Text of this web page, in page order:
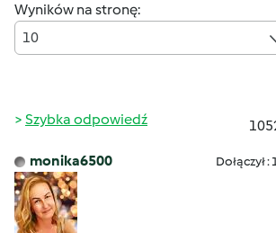
Wyników na stronę:
10
Szybka odpowiedź
monika6500 Dołączył